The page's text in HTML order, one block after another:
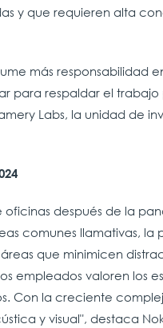
y que requieren alta
más responsabilidad
para respaldar el
Labs, la unidad de
después de la
comunes llamativas, la
que minimicen
empleados valoren los
Con la creciente
y visual", destaca